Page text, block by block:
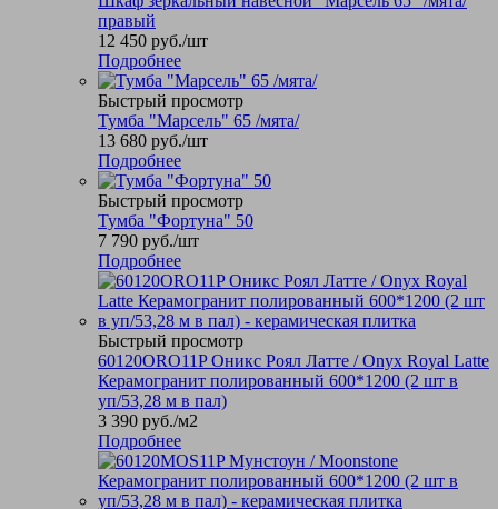
правый
12 450 руб./шт
Подробнее
Быстрый просмотр
Тумба "Марсель" 65 /мята/
13 680 руб./шт
Подробнее
Быстрый просмотр
Тумба "Фортуна" 50
7 790 руб./шт
Подробнее
Быстрый просмотр
60120ORO11P Оникс Роял Латте / Onyx Royal Latte
Керамогранит полированный 600*1200 (2 шт в
уп/53,28 м в пал)
3 390 руб./м2
Подробнее